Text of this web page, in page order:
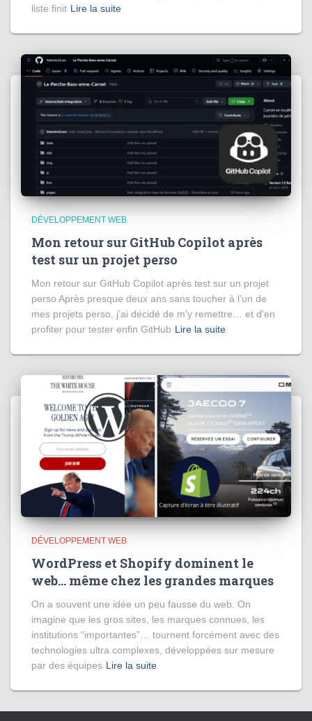
liste finit Lire la suite
DÉVELOPPEMENT WEB
Mon retour sur GitHub Copilot après
test sur un projet perso
Mon retour sur GitHub Copilot après test sur un projet
perso Après presque deux ans sans toucher à l’un de
mes projets perso, j’ai décidé de m’y remettre… et d’en
profiter pour tester enfin GitHub Lire la suite
DÉVELOPPEMENT WEB
WordPress et Shopify dominent le
web… même chez les grandes marques
On a souvent une idée un peu fausse du web. On
imagine que les gros sites, les marques connues, les
institutions “importantes”… tournent forcément avec des
technologies ultra complexes, développées sur mesure
par des équipes Lire la suite